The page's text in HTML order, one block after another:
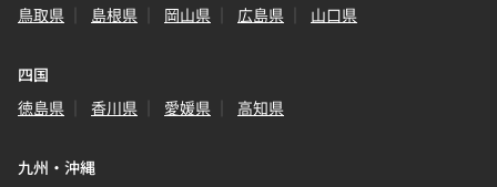
鳥取県
島根県 岡山県 広島県 山口県
四国
徳島県
香川県 愛媛県 高知県
九州・沖縄